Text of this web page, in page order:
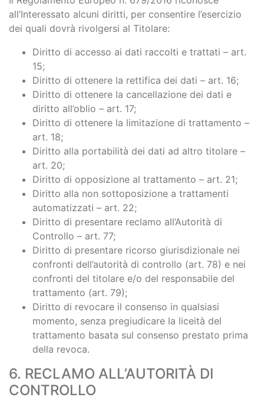
all’Interessato alcuni diritti, per consentire l’esercizio
dei quali dovrà rivolgersi al Titolare:
Diritto di accesso ai dati raccolti e trattati – art.
15;
Diritto di ottenere la rettifica dei dati – art. 16;
Diritto di ottenere la cancellazione dei dati e
diritto all’oblio – art. 17;
Diritto di ottenere la limitazione di trattamento –
art. 18;
Diritto alla portabilità dei dati ad altro titolare –
art. 20;
Diritto di opposizione al trattamento – art. 21;
Diritto alla non sottoposizione a trattamenti
automatizzati – art. 22;
Diritto di presentare reclamo all’Autorità di
Controllo – art. 77;
Diritto di presentare ricorso giurisdizionale nei
confronti dell’autorità di controllo (art. 78) e nei
confronti del titolare e/o del responsabile del
trattamento (art. 79);
Diritto di revocare il consenso in qualsiasi
momento, senza pregiudicare la liceità del
trattamento basata sul consenso prestato prima
della revoca.
6. RECLAMO ALL’AUTORITÀ DI
CONTROLLO